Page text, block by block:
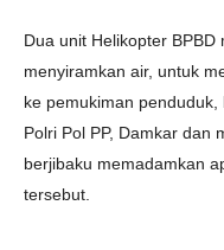
Dua unit Helikopter
menyiramkan air, untuk
ke pemukiman
Polri Pol PP, Damkar dan
berjibaku memadamkan
tersebut.